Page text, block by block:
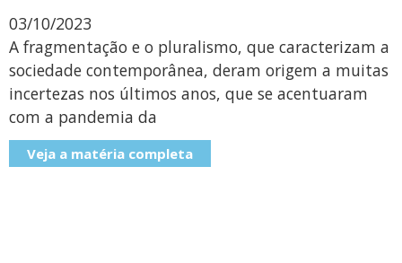
03/10/2023
A fragmentação e o pluralismo, que caracterizam a
sociedade contemporânea, deram origem a muitas
incertezas nos últimos anos, que se acentuaram
com a pandemia da
Veja a matéria completa